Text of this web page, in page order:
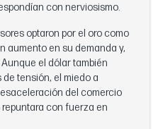
con nerviosismo.
optaron por el oro como
aumento en su demanda y,
el dólar también
tensión, el miedo a
del comercio
con fuerza en